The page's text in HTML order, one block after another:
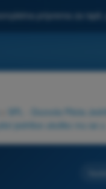
priprema za
SPL - Dozvola Pilota